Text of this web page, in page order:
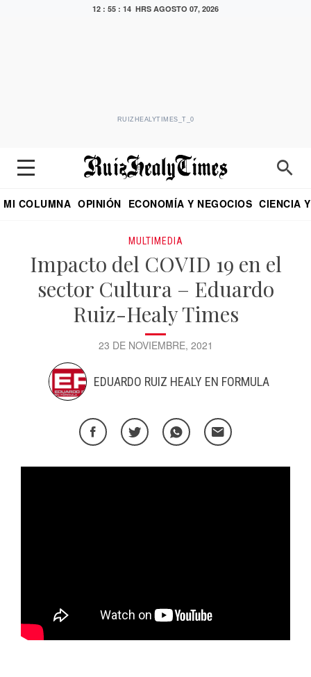
12 : 55 : 14 HRS AGOSTO 07, 2026
RUIZHEALYTIMES_T_0
MI COLUMNA OPINIÓN ECONOMÍA Y NEGOCIOS CIENCIA
MULTIMEDIA
Impacto del COVID 19 en el
sector Cultura – Eduardo
Ruiz-Healy Times
23 DE NOVIEMBRE, 2021
EDUARDO RUIZ HEALY EN FORMULA